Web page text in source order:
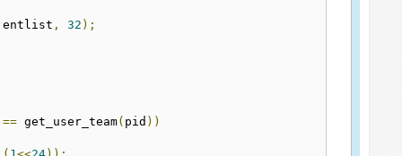
, 32 );
== get_user_team( pid ))